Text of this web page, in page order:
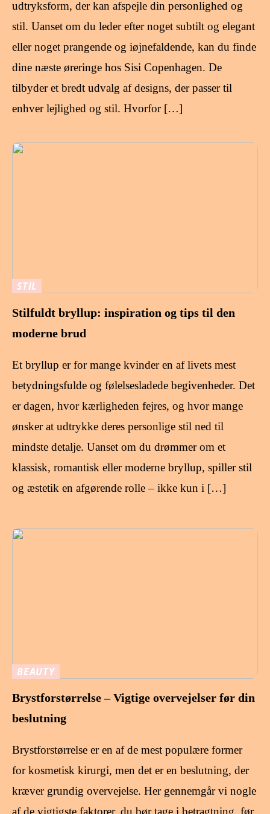
udtryksform, der kan afspejle din personlighed og
stil. Uanset om du leder efter noget subtilt og elegant
eller noget prangende og iøjnefaldende, kan du finde
dine næste øreringe hos Sisi Copenhagen. De
tilbyder et bredt udvalg af designs, der passer til
enhver lejlighed og stil. Hvorfor […]
STIL
Stilfuldt bryllup: inspiration og tips til den
moderne brud
Et bryllup er for mange kvinder en af livets mest
betydningsfulde og følelsesladede begivenheder. Det
er dagen, hvor kærligheden fejres, og hvor mange
ønsker at udtrykke deres personlige stil ned til
mindste detalje. Uanset om du drømmer om et
klassisk, romantisk eller moderne bryllup, spiller stil
og æstetik en afgørende rolle – ikke kun i […]
BEAUTY
Brystforstørrelse – Vigtige overvejelser før din
beslutning
Brystforstørrelse er en af de mest populære former
for kosmetisk kirurgi, men det er en beslutning, der
kræver grundig overvejelse. Her gennemgår vi nogle
af de vigtigste faktorer, du bør tage i betragtning, før